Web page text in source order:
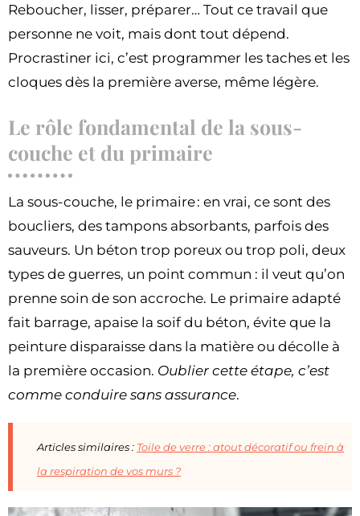
Reboucher, lisser, préparer… Tout ce travail que
personne ne voit, mais dont tout dépend.
Procrastiner ici, c’est programmer les taches et les
cloques dès la première averse, même légère.
Le rôle fondamental de la sous-
couche et du primaire
La sous-couche, le primaire : en vrai, ce sont des
boucliers, des tampons absorbants, parfois des
sauveurs. Un béton trop poreux ou trop poli, deux
types de guerres, un point commun : il veut qu’on
prenne soin de son accroche. Le primaire adapté
fait barrage, apaise la soif du béton, évite que la
peinture disparaisse dans la matière ou décolle à
la première occasion. Oublier cette étape, c’est
comme conduire sans assurance.
Articles similaires : Toile de verre : atout décoratif ou frein à
la respiration de vos murs ?